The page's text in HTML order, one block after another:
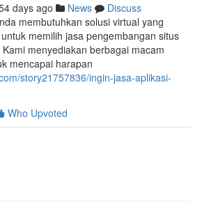
days ago News
Discuss
membutuhkan solusi virtual yang
memilih jasa pengembangan situs
menyediakan berbagai macam
mencapai harapan
story21757836/ingin-jasa-aplikasi-
Who Upvoted